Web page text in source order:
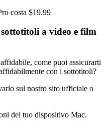
costa $19.99
sottotitoli a video e film
come puoi assicurarti
con i sottotitoli?
sul nostro sito ufficiale o
del tuo dispositivo Mac.